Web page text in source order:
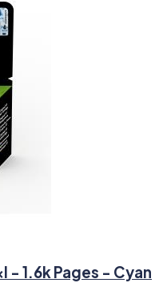
- 1.6k Pages - Cyan